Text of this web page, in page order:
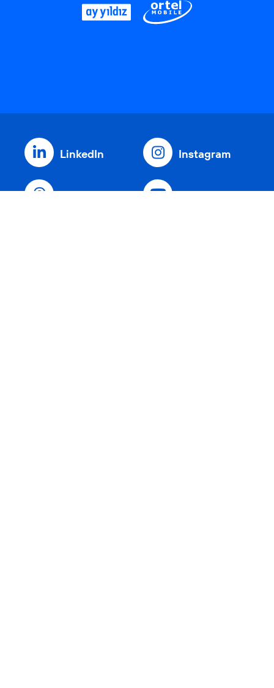
LinkedIn Instagram
Threads YouTube